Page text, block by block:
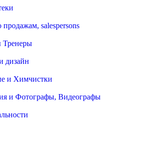
salespersons
Тренеры
дизайн
и Химчистки
и Фотографы, Видеографы